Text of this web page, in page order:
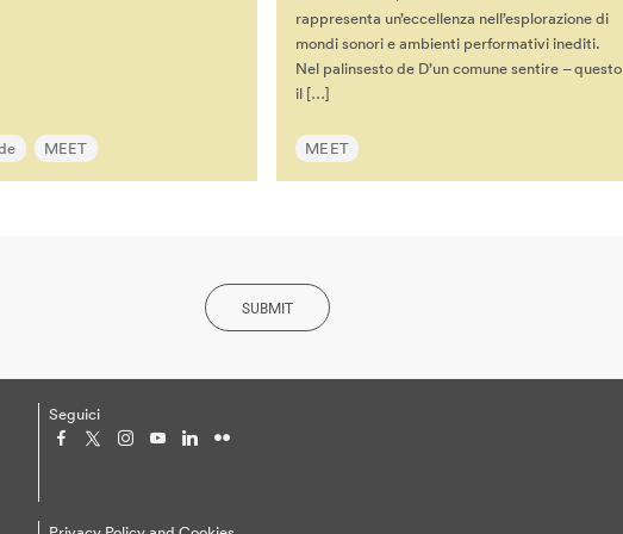
MEET
rappresenta un’eccellenza nell’esplorazione di
mondi sonori e ambienti performativi inediti.
Nel palinsesto de D’un comune sentire – questo
il […]
MEET
SUBMIT
Seguici